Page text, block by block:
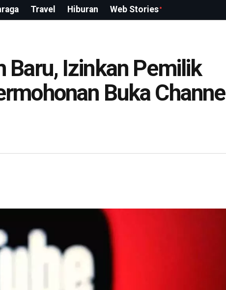
Travel Hiburan Web Stories
Baru, Izinkan Pemilik
Buka Channel